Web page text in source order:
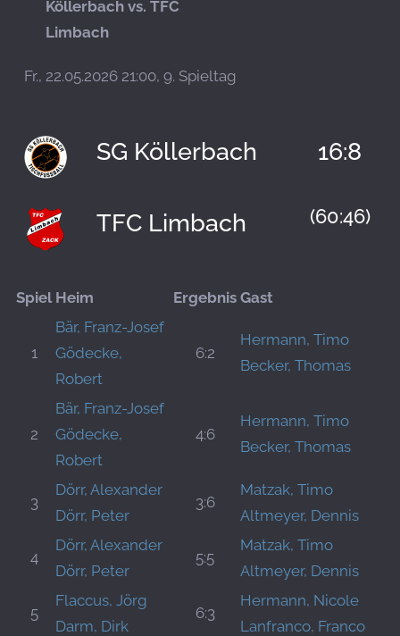
Köllerbach vs. TFC
Limbach
Fr., 22.05.2026 21:00, 9. Spieltag
SG Köllerbach 16:8
(60:46)
TFC Limbach
Spiel Heim Ergebnis Gast
1
Bär, Franz-Josef
Gödecke,
Robert
6:2
Hermann, Timo
Becker, Thomas
2
Bär, Franz-Josef
Gödecke,
Robert
4:6
Hermann, Timo
Becker, Thomas
3
Dörr, Alexander
Dörr, Peter
3:6
Matzak, Timo
Altmeyer, Dennis
4
Dörr, Alexander
Dörr, Peter
5:5
Matzak, Timo
Altmeyer, Dennis
5
Flaccus, Jörg
Darm, Dirk
6:3
Hermann, Nicole
Lanfranco, Franco